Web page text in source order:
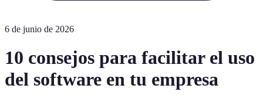
6 de junio de 2026
10 consejos para facilitar el uso
del software en tu empresa